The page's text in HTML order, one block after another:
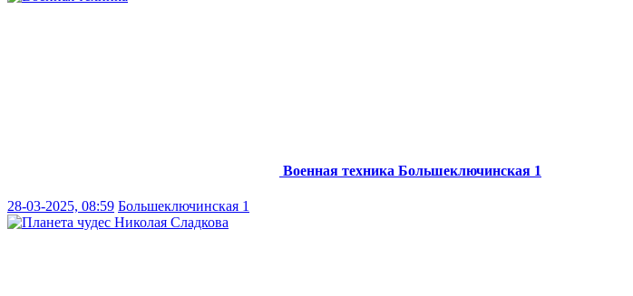
Военная техника Большеключинская 1
28-03-2025, 08:59 Большеключинская 1